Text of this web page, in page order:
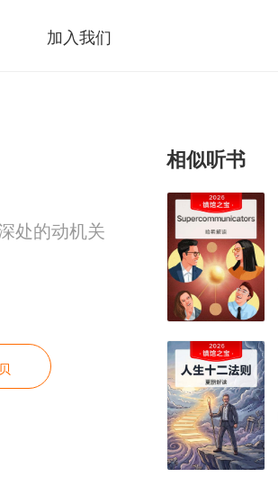
加入我们
处的动机关
相似听书